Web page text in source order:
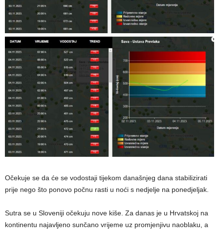
Očekuje se da će se vodostaji tijekom današnjeg dana stabilizirati
prije nego što ponovo počnu rasti u noći s nedjelje na ponedjeljak.
Sutra se u Sloveniji očekuju nove kiše. Za danas je u Hrvatskoj na
kontinentu najavljeno sunčano vrijeme uz promjenjivu naoblaku, a